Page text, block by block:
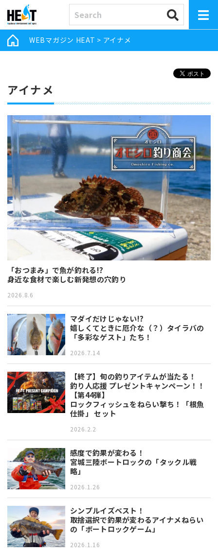
WEBマガジン HEAT > アイナメ
アイナメ
「おつまみ」で魚が釣れる!?
身近な食材で楽しむ新発想の穴釣り
2026.8.6
マダイだけじゃない!?
嬉しくてときに厄介な（？）タイラバの
「多彩なゲスト」たち！
2026.7.14
【終了】旬の釣りアイテムが当たる！
釣り人応援 プレゼントキャンペーン！！
【第44弾】
ロックフィッシュをねらい撃ち！「根魚
仕掛」 セット
2026.2.2
感度で釣果が変わる！
宮城三陸ボートロックの「タックル戦
略」
2026.1.26
シンプルイズベスト！
取捨選択で釣果が変わるアイナメねらい
の「ボートロックゲーム」
2026.1.16